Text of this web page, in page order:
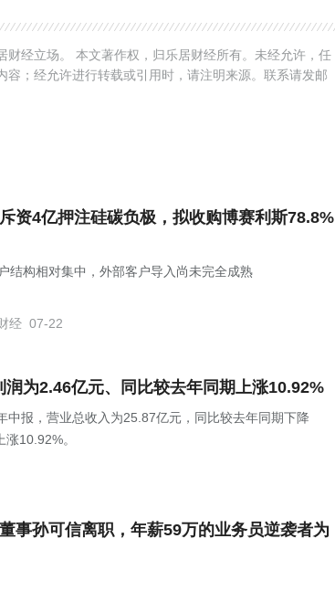
经立场。 本文著作权，归乐居财经所有。未经允许，任
；经允许进行转载或引用时，请注明来源。联系请发邮
资4亿押注硅碳负极，拟收购博赛利斯78.8%
结构相对集中，外部客户导入尚未完全成熟
经 07-22
为2.46亿元、同比较去年同期上涨10.92%
报，营业总收入为25.87亿元，同比较去年同期下降
10.92%。
事孙可信离职，年薪59万的业务员逆袭者为